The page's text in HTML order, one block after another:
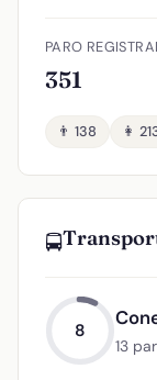
PARO
351
👨 138 👩
🚍
8
13